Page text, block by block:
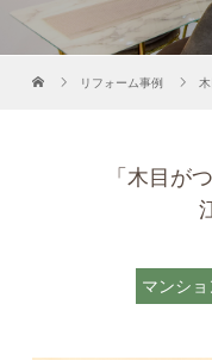
リフォーム事例
「木目が
マンショ